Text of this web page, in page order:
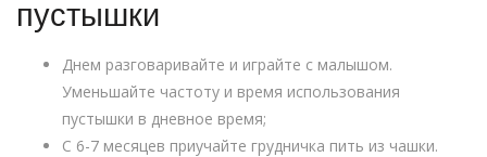
пустышки
Днем разговаривайте и играйте с малышом.
Уменьшайте частоту и время использования
пустышки в дневное время;
С 6-7 месяцев приучайте грудничка пить из чашки.